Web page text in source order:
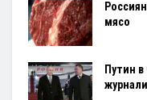
мясо
Путин